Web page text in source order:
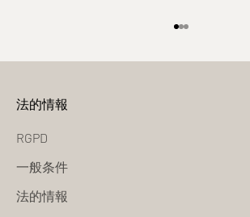
項目1へ
項目2へ
項目3へ
法的情報
RGPD
一般条件
法的情報